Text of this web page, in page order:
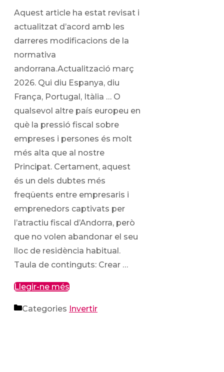
Aquest article ha estat revisat i
actualitzat d’acord amb les
darreres modificacions de la
normativa
andorrana.Actualització març
2026. Qui diu Espanya, diu
França, Portugal, Itàlia … O
qualsevol altre país europeu en
què la pressió fiscal sobre
empreses i persones és molt
més alta que al nostre
Principat. Certament, aquest
és un dels dubtes més
freqüents entre empresaris i
emprenedors captivats per
l’atractiu fiscal d’Andorra, però
que no volen abandonar el seu
lloc de residència habitual.
Taula de continguts: Crear …
Llegir-ne més
Categories Invertir